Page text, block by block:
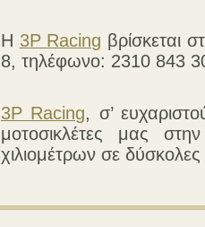
Η 3P Racing βρίσκεται
8, τηλέφωνο: 2310 843
3P Racing, σ’
μοτοσικλέτες μας
χιλιομέτρων σε